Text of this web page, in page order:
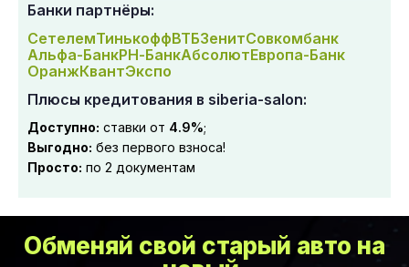
Банки партнёры:
СетелемТинькоффВТБЗенитСовкомбанк
Альфа-БанкРН-БанкАбсолютЕвропа-Банк
ОранжКвантЭкспо
Плюсы кредитования в siberia-salon:
Доступно: ставки от 4.9%;
Выгодно: без первого взноса!
Просто: по 2 документам
Обменяй свой старый авто на